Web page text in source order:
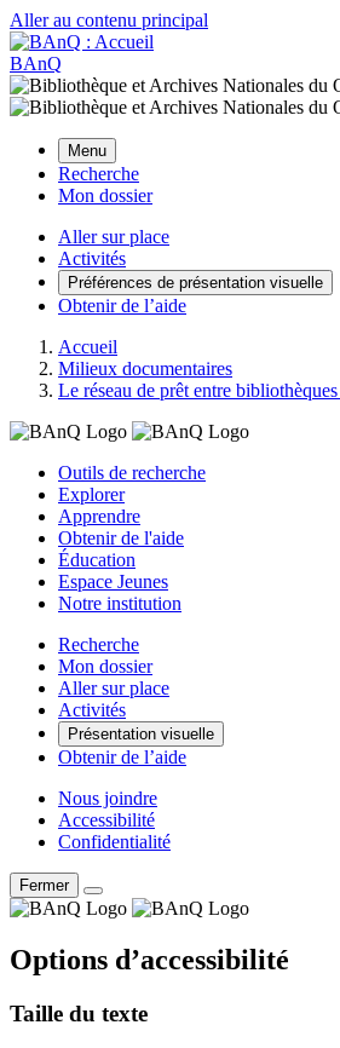
Aller au contenu principal
BAnQ
Menu
Recherche
Mon dossier
Aller sur place
Activités
Préférences de présentation visuelle
Obtenir de l’aide
Accueil
Milieux documentaires
Le réseau de prêt entre
Outils de recherche
Explorer
Apprendre
Obtenir de l'aide
Éducation
Espace Jeunes
Notre institution
Recherche
Mon dossier
Aller sur place
Activités
Présentation visuelle
Obtenir de l’aide
Nous joindre
Accessibilité
Confidentialité
Fermer
Options d’accessibilité
Taille du texte